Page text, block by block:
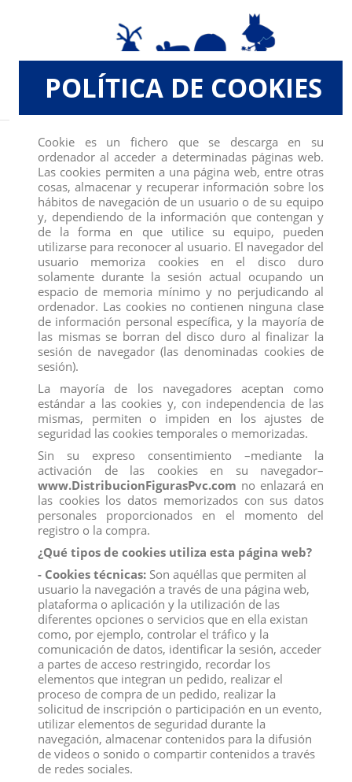
10110 TORO BRAVO CALCETERO EMBISTIENDO
Marca: Deqube
Referencia 10110
Toro bravo Calcetero embistiendo, réplica animal a escala
pintada a mano con el máximo de detalles, ésta figura forma
parte de una colección 20 toros con diferentes pelajes y
posiciones (trotando o embistiendo).
POLÍTICA DE COOKIES
Cookie es un fichero que se descarga en su
ordenador al acceder a determinadas páginas web.
Las cookies permiten a una página web, entre otras
cosas, almacenar y recuperar información sobre los
hábitos de navegación de un usuario o de su equipo
y, dependiendo de la información que contengan y
de la forma en que utilice su equipo, pueden
utilizarse para reconocer al usuario. El navegador del
usuario memoriza cookies en el disco duro
solamente durante la sesión actual ocupando un
espacio de memoria mínimo y no perjudicando al
ordenador. Las cookies no contienen ninguna clase
de información personal específica, y la mayoría de
las mismas se borran del disco duro al finalizar la
sesión de navegador (las denominadas cookies de
sesión).
La mayoría de los navegadores aceptan como
estándar a las cookies y, con independencia de las
mismas, permiten o impiden en los ajustes de
seguridad las cookies temporales o memorizadas.
Sin su expreso consentimiento –mediante la
activación de las cookies en su navegador–
www.DistribucionFigurasPvc.com no enlazará en
las cookies los datos memorizados con sus datos
personales proporcionados en el momento del
registro o la compra.
¿Qué tipos de cookies utiliza esta página web?
- Cookies técnicas: Son aquéllas que permiten al
usuario la navegación a través de una página web,
plataforma o aplicación y la utilización de las
diferentes opciones o servicios que en ella existan
como, por ejemplo, controlar el tráfico y la
comunicación de datos, identificar la sesión, acceder
a partes de acceso restringido, recordar los
elementos que integran un pedido, realizar el
proceso de compra de un pedido, realizar la
solicitud de inscripción o participación en un evento,
utilizar elementos de seguridad durante la
navegación, almacenar contenidos para la difusión
de videos o sonido o compartir contenidos a través
de redes sociales.